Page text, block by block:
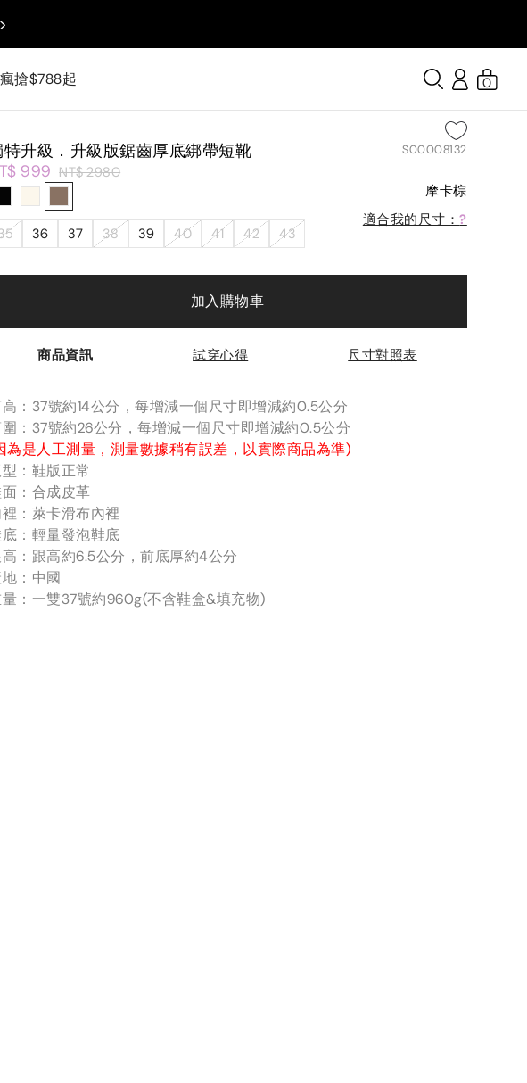
瘋搶$788起 0
特升級．升級版鋸齒厚底綁帶短靴 S00008132
999 NT$ 2980
摩卡棕
36 37 38 39 40 41 42 43
適合我的尺寸：?
加入購物車
商品資訊 試穿心得 尺寸對照表
：37號約14公分，每增減一個尺寸即增減約0.5公分
：37號約26公分，每增減一個尺寸即增減約0.5公分
為是人工測量，測量數據稍有誤差，以實際商品為準)
：鞋版正常
：合成皮革
：萊卡滑布內裡
：輕量發泡鞋底
：跟高約6.5公分，前底厚約4公分
：中國
：一雙37號約960g(不含鞋盒&填充物)